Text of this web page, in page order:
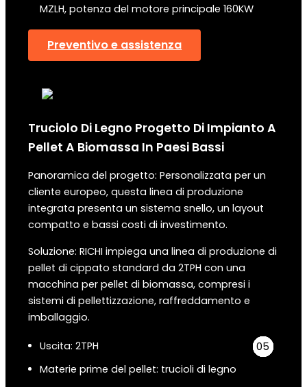
01
02
03
MZLH, potenza del motore principale 160KW
Preventivo e assistenza
04
Truciolo Di Legno Progetto Di Impianto A
Pellet A Biomassa In Paesi Bassi
Panoramica del progetto: Personalizzata per un
cliente europeo, questa linea di produzione
integrata presenta un sistema snello, un layout
compatto e bassi costi di investimento.
Soluzione: RICHI impiega una linea di produzione di
pellet di cippato standard da 2TPH con una
macchina per pellet di biomassa, compresi i
sistemi di pellettizzazione, raffreddamento e
imballaggio.
Uscita: 2TPH
Materie prime del pellet: trucioli di legno
05